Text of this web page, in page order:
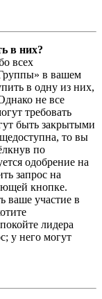
в них?
всех
в вашем
в одну из них,
не все
требовать
быть закрытыми
то вы
по
одобрение на
запрос на
кнопке.
ваше участие в
лидера
у него могут